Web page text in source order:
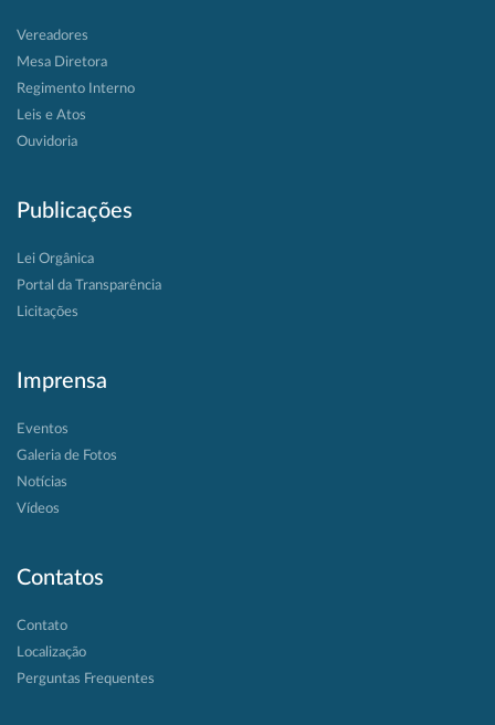
Vereadores
Mesa Diretora
Regimento Interno
Leis e Atos
Ouvidoria
Publicações
Lei Orgânica
Portal da Transparência
Licitações
Imprensa
Eventos
Galeria de Fotos
Notícias
Vídeos
Contatos
Contato
Localização
Perguntas Frequentes